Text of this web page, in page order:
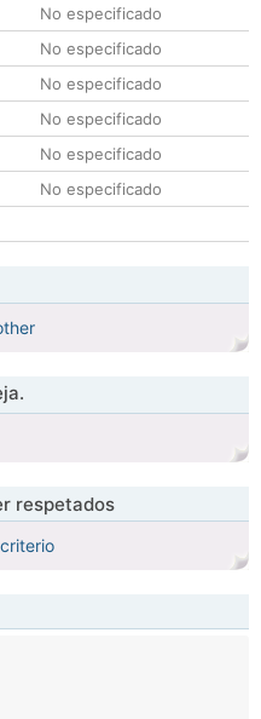
No especificado
No especificado
No especificado
No especificado
No especificado
No especificado
respetados